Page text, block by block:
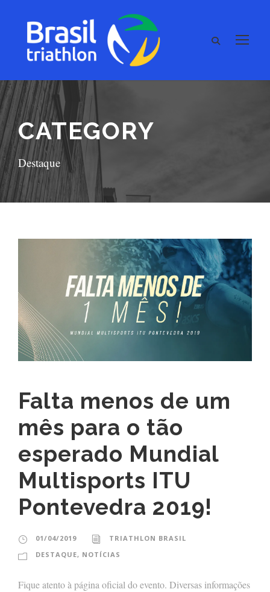
CATEGORY
Destaque
Falta menos de um
mês para o tão
esperado Mundial
Multisports ITU
Pontevedra 2019!
01/04/2019
TRIATHLON BRASIL
DESTAQUE, NOTÍCIAS
Fique atento à página oficial do evento. Diversas informações